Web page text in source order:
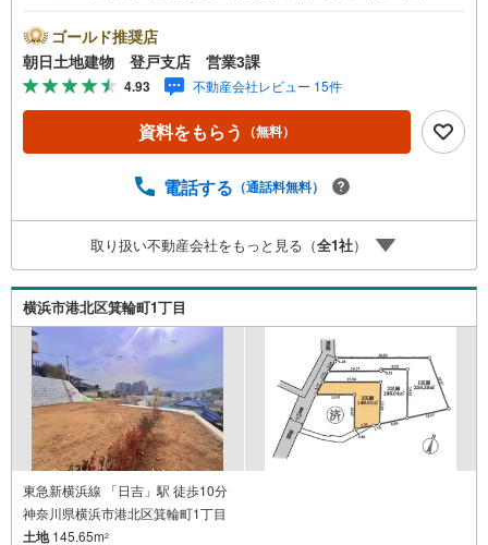
ます。人気物件には特にお問い合わせが集中する為、お早
めにお電話ください。『室内・現地見学をする』ボタンよ
りご予約をいただくとご見学がスムーズです。【創業42
年】朝日土地建物株式会社は、神奈川県・東京都・埼玉県
の不動産を中心に取り扱っている不動産会社です。おかげ
さまで創業42年の信頼と安心でお客様の住まい探しを全力
ど、お気軽にお問合せください。【とことん納得】当社で
件のご説明、資金計画、税金相談などについては、担当課
長も同席してご説明させていただきます。
ゴールド推奨店
朝日土地建物 登戸支店 営業3課
4.93 不動産会社レビュー 15件
資料をもらう （無料）
電話する （通話料無料）
取り扱い不動産会社をもっと見る（全1社）
横浜市港北区箕輪町1丁目
東急新横浜線 「日吉」駅 徒歩10分
神奈川県横浜市港北区箕輪町1丁目
土地145.65m2